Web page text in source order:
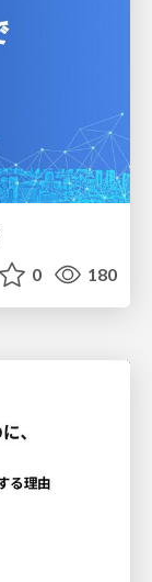
0 180